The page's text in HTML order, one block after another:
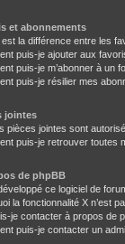
et abonnements
est la différence entre les
puis-je ajouter aux
puis-je m’abonner à un
puis-je résilier mes
jointes
pièces jointes sont
puis-je retrouver toutes
de phpBB
ce logiciel de
la fonctionnalité X n’est
je contacter à propos de
puis-je contacter un